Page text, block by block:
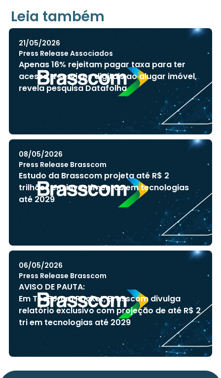
Leia também
21/05/2026
Press Release Associados
Apenas 16% rejeitam pagar taxa para ter
acesso a serviços digitais ao alugar imóvel,
revela pesquisa Datafolha
08/05/2026
Press Release Brasscom
Estudo da Brasscom projeta até R$ 2
trilhões em investimentos em tecnologias
até 2029
06/05/2026
Press Release Brasscom
AVISO DE PAUTA:
Em TecForum Pocket, Brasscom divulga
relatório exclusivo com projeção de até R$ 2
tri em tecnologias até 2029